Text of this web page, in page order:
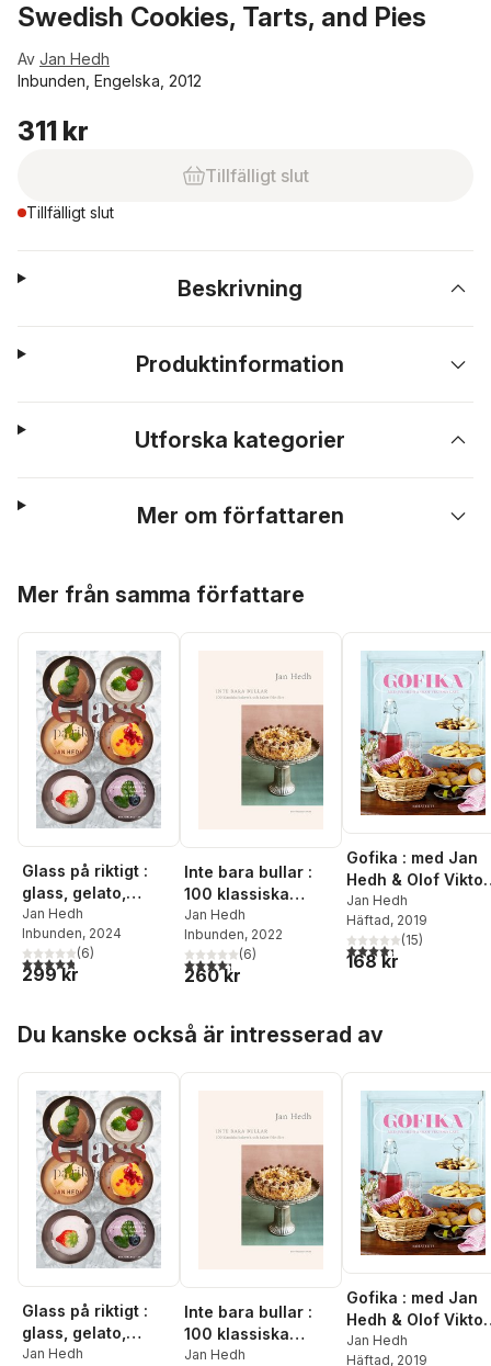
Swedish Cookies, Tarts, and Pies
Av Jan Hedh
Inbunden, Engelska, 2012
311 kr
Tillfälligt slut
Tillfälligt slut
Beskrivning
Produktinformation
Utforska kategorier
Mer om författaren
Mer från samma författare
Glass på riktigt :
glass, gelato,
sorbeter, granitéer,
parfaiter och
desserter
Jan Hedh
Inbunden, 2024
4,8utav 5 stjärnor. Totalt antal röster:
(6)
299 kr
Inte bara bullar :
100 klassiska
bakverk och kakor
från förr
Jan Hedh
Inbunden, 2022
4,3utav 5 stjärnor. Totalt antal röster:
(6)
260 kr
Gofika : med Jan
Hedh & Olof
café
Jan Hedh
Häftad, 2019
4,3utav 5 stjärnor.
(15)
168 kr
Du kanske också är intresserad av
Glass på riktigt :
glass, gelato,
sorbeter, granitéer,
Jan Hedh
Inte bara bullar :
100 klassiska
bakverk och kakor
Jan Hedh
Gofika : med Jan
Hedh & Olof
café
Jan Hedh
Häftad, 2019